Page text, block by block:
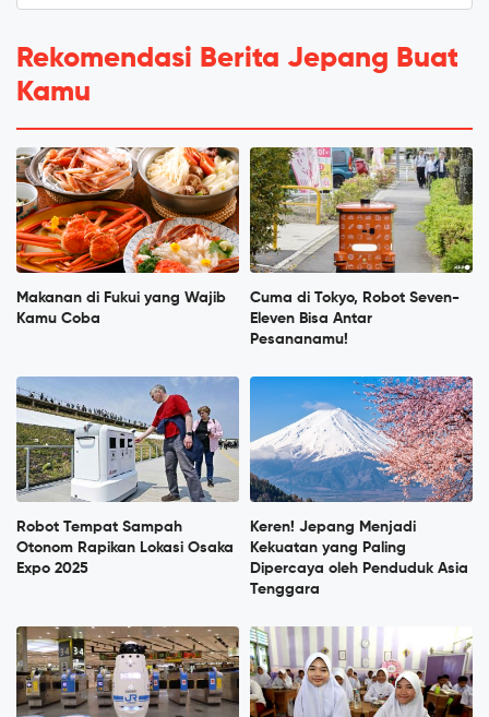
Rekomendasi Berita Jepang Buat
Kamu
Makanan di Fukui yang Wajib
Kamu Coba
Cuma di Tokyo, Robot Seven-
Eleven Bisa Antar
Pesananamu!
Robot Tempat Sampah
Otonom Rapikan Lokasi Osaka
Expo 2025
Keren! Jepang Menjadi
Kekuatan yang Paling
Dipercaya oleh Penduduk Asia
Tenggara